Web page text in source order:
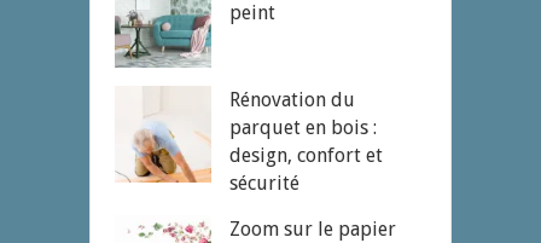
peint
Rénovation du
parquet en bois :
design, confort et
sécurité
Zoom sur le papier